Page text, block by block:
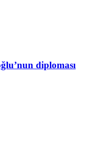
diploması